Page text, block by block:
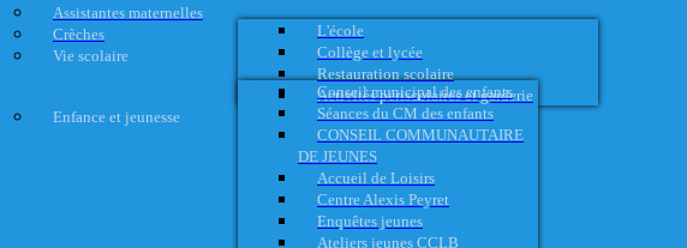
Assistantes maternelles
Crèches
Vie scolaire
L'école
Collège et lycée
Restauration scolaire
Activités périscolaires et garderie
Enfance et jeunesse
Conseil municipal des enfants
Séances du CM des enfants
CONSEIL COMMUNAUTAIRE
DE JEUNES
Accueil de Loisirs
Centre Alexis Peyret
Enquêtes jeunes
Ateliers jeunes CCLB